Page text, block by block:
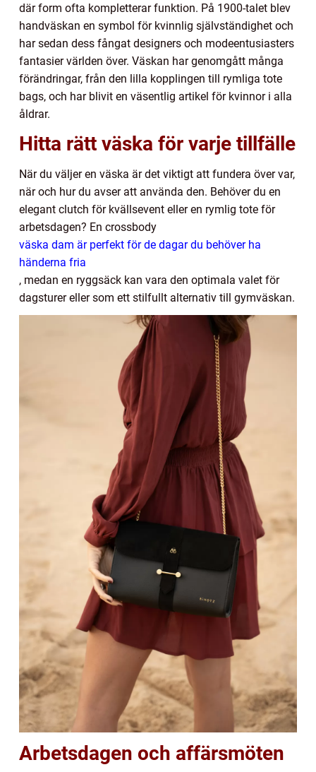
där form ofta kompletterar funktion. På 1900-talet blev
handväskan en symbol för kvinnlig självständighet och
har sedan dess fångat designers och modeentusiasters
fantasier världen över. Väskan har genomgått många
förändringar, från den lilla kopplingen till rymliga tote
bags, och har blivit en väsentlig artikel för kvinnor i alla
åldrar.
Hitta rätt väska för varje tillfälle
När du väljer en väska är det viktigt att fundera över var,
när och hur du avser att använda den. Behöver du en
elegant clutch för kvällsevent eller en rymlig tote för
arbetsdagen? En crossbody
väska dam är perfekt för de dagar du behöver ha
händerna fria
, medan en ryggsäck kan vara den optimala valet för
dagsturer eller som ett stilfullt alternativ till gymväskan.
Arbetsdagen och affärsmöten